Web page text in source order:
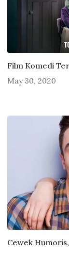
Film Komedi
May 30, 2020
Cewek